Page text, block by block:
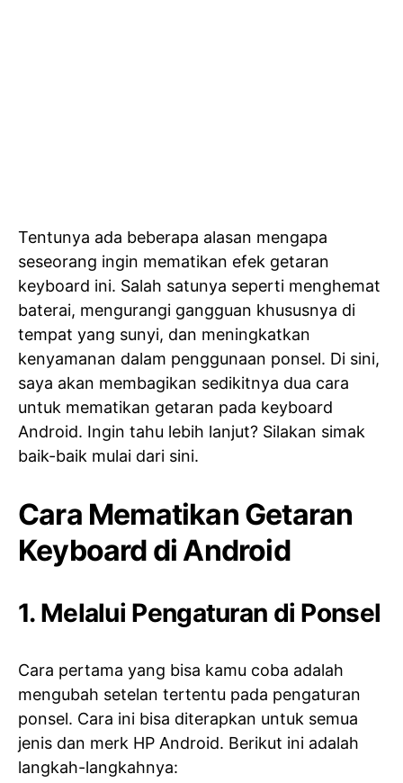
Tentunya ada beberapa alasan mengapa
seseorang ingin mematikan efek getaran
keyboard ini. Salah satunya seperti menghemat
baterai, mengurangi gangguan khususnya di
tempat yang sunyi, dan meningkatkan
kenyamanan dalam penggunaan ponsel. Di sini,
saya akan membagikan sedikitnya dua cara
untuk mematikan getaran pada keyboard
Android. Ingin tahu lebih lanjut? Silakan simak
baik-baik mulai dari sini.
Cara Mematikan Getaran
Keyboard di Android
1. Melalui Pengaturan di Ponsel
Cara pertama yang bisa kamu coba adalah
mengubah setelan tertentu pada pengaturan
ponsel. Cara ini bisa diterapkan untuk semua
jenis dan merk HP Android. Berikut ini adalah
langkah-langkahnya: